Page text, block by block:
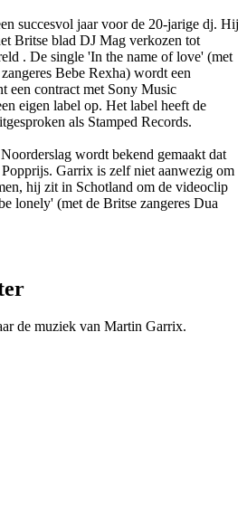
succesvol jaar voor de 20-jarige dj. Hij
Britse blad DJ Mag verkozen tot
. De single 'In the name of love' (met
Bebe Rexha) wordt een
een contract met Sony Music
eigen label op. Het label heeft de
als Stamped Records.
wordt bekend gemaakt dat
Garrix is zelf niet aanwezig om
hij zit in Schotland om de videoclip
lonely' (met de Britse zangeres Dua
de muziek van Martin Garrix.